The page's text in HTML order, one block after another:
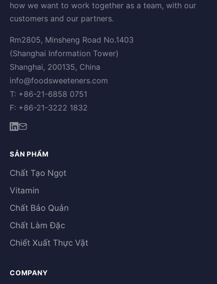
how we want to work together as a team, with our
customers and our partners.
Rm2805, Minsheng Road No.1403
(Shanghai Information Tower)
Shanghai, 200135, China
info@foodsweeteners.com
T: +86-21-6858 0751
F: +86-21-3222 1832
SẢN PHẨM
Chất Tạo Ngọt
Vitamin
Chất Bảo Quản
Chất Làm Đặc
Chiết Xuất Thực Vật
COMPANY